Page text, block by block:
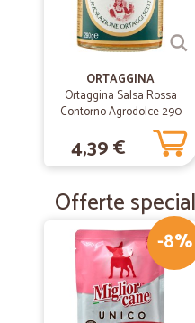
ORTAGGINA
Ortaggina Salsa Rossa
Contorno Agrodolce 290
4,39 €
Offerte
-8%